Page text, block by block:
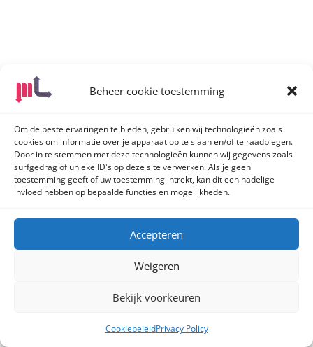
Beheer cookie toestemming
Om de beste ervaringen te bieden, gebruiken wij technologieën zoals
cookies om informatie over je apparaat op te slaan en/of te raadplegen.
Door in te stemmen met deze technologieën kunnen wij gegevens zoals
surfgedrag of unieke ID's op deze site verwerken. Als je geen
toestemming geeft of uw toestemming intrekt, kan dit een nadelige
invloed hebben op bepaalde functies en mogelijkheden.
Accepteren
Weigeren
Bekijk voorkeuren
CookiebeleidPrivacy Policy